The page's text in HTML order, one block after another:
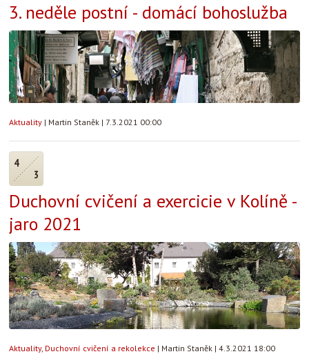
3. neděle postní - domácí bohoslužba
Aktuality | Martin Staněk | 7.3.2021 00:00
4
3
Duchovní cvičení a exercicie v Kolíně -
jaro 2021
Aktuality, Duchovní cvičení a rekolekce | Martin Staněk | 4.3.2021 18:00